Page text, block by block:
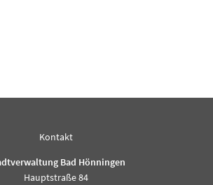
Kontakt
Bad Hönningen
Hauptstraße 84